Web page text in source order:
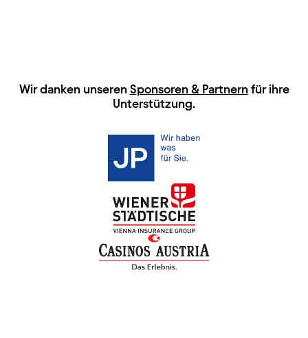
HAUPTSPONSOREN
Wir danken unseren Sponsoren & Partnernfür ihre
Unterstützung.